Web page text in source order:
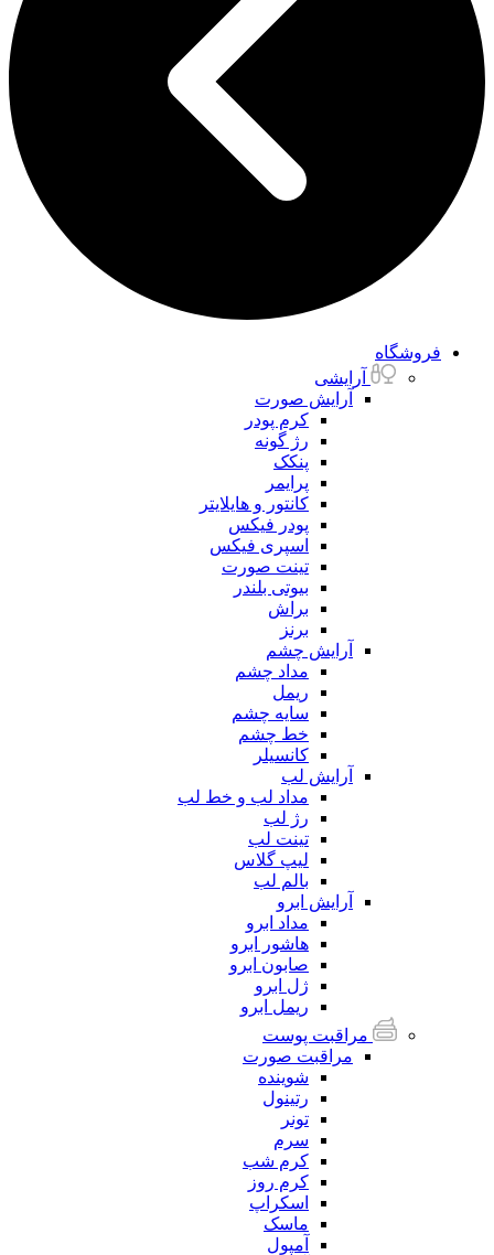
فروشگاه
آرایشی
آرایش صورت
کرم پودر
رژ گونه
پنکک
پرایمر
کانتور و هایلایتر
پودر فیکس
اسپری فیکس
تینت صورت
بیوتی بلندر
براش
برنز
آرایش چشم
مداد چشم
ریمل
سایه چشم
خط چشم
کانسیلر
آرایش لب
مداد لب و خط لب
رژ لب
تینت لب
لیپ گلاس
بالم لب
آرایش ابرو
مداد ابرو
هاشور ابرو
صابون ابرو
ژل ابرو
ریمل ابرو
مراقبت پوست
مراقبت صورت
شوینده
رتینول
تونر
سرم
کرم شب
کرم روز
اسکراپ
ماسک
آمپول